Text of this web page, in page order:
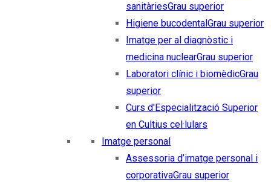
sanitàriesGrau superior
Higiene bucodentalGrau superior
Imatge per al diagnòstic i
medicina nuclearGrau superior
Laboratori clínic i biomèdicGrau
superior
Curs d'Especialització Superior
en Cultius cel·lulars
Imatge personal
Assessoria d’imatge personal i
corporativaGrau superior